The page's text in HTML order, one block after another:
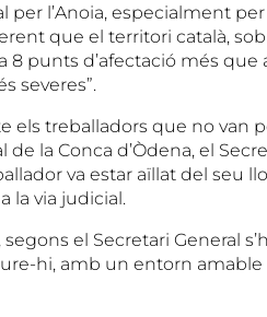
l’Anoia, especialment per
que el territori català,
8 punts d’afectació més que
severes”.
els treballadors que no van
la Conca d’Òdena, el
va estar aïllat del seu
la via judicial.
el Secretari General
hi, amb un entorn amable